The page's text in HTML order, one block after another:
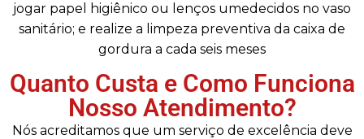
jogar papel higiênico ou lenços umedecidos no vaso
sanitário; e realize a limpeza preventiva da caixa de
gordura a cada seis meses
Quanto Custa e Como Funciona
Nosso Atendimento?
Nós acreditamos que um serviço de excelência deve